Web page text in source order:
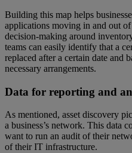
Building this map helps
applications moving in and out
decision-making around
teams can easily identify that a
replaced after a certain date and
necessary arrangements.
Data for reporting and
As mentioned, asset discovery
a business’s network. This data
want to run an audit of their
of their IT infrastructure.